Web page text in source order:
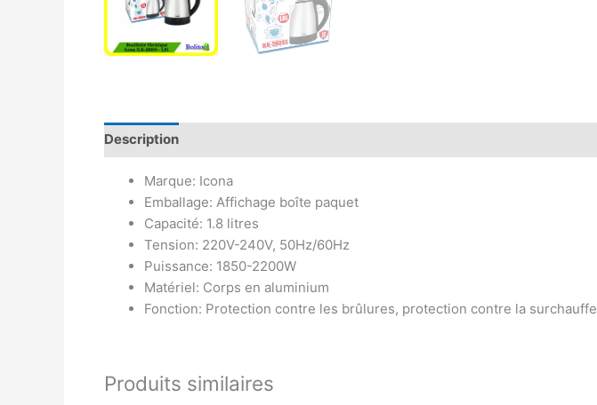
Description
Marque: Icona
Emballage: Affichage boîte paquet
Capacité: 1.8 litres
Tension: 220V-240V, 50Hz/60Hz
Puissance: 1850-2200W
Matériel: Corps en aluminium
Fonction: Protection contre les brûlures, protection contre la surchauffe
Produits similaires